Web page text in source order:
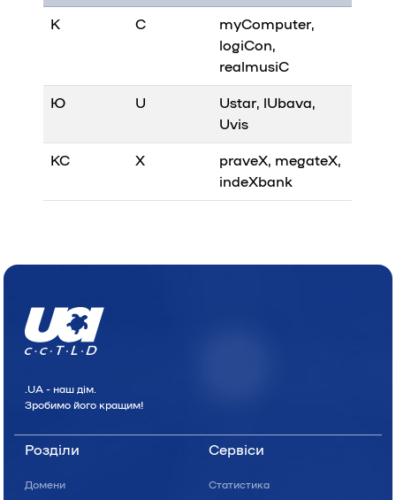
К C myComputer,
logiCon,
realmusiC
Ю U Ustar, l Ubava,
Uvis
КС X praveX, megateX,
indeXbank
.UA - наш дiм.
Зробимо його кращим!
Розділи
Домени
Сервіси
Статистика